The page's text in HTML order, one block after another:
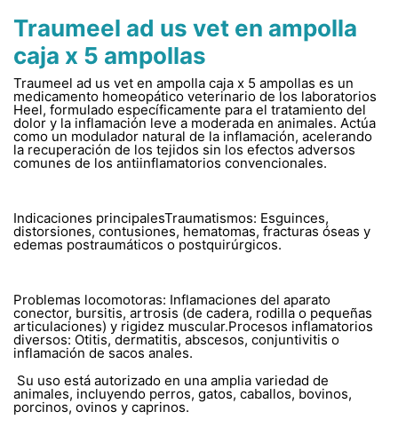
Traumeel ad us vet en ampolla
caja x 5 ampollas
Traumeel ad us vet en ampolla caja x 5 ampollas es un
medicamento homeopático veterinario de los laboratorios
Heel, formulado específicamente para el tratamiento del
dolor y la inflamación leve a moderada en animales. Actúa
como un modulador natural de la inflamación, acelerando
la recuperación de los tejidos sin los efectos adversos
comunes de los antiinflamatorios convencionales.
Indicaciones principalesTraumatismos: Esguinces,
distorsiones, contusiones, hematomas, fracturas óseas y
edemas postraumáticos o postquirúrgicos.
Problemas locomotoras: Inflamaciones del aparato
conector, bursitis, artrosis (de cadera, rodilla o pequeñas
articulaciones) y rigidez muscular.Procesos inflamatorios
diversos: Otitis, dermatitis, abscesos, conjuntivitis o
inflamación de sacos anales.
Su uso está autorizado en una amplia variedad de
animales, incluyendo perros, gatos, caballos, bovinos,
porcinos, ovinos y caprinos.